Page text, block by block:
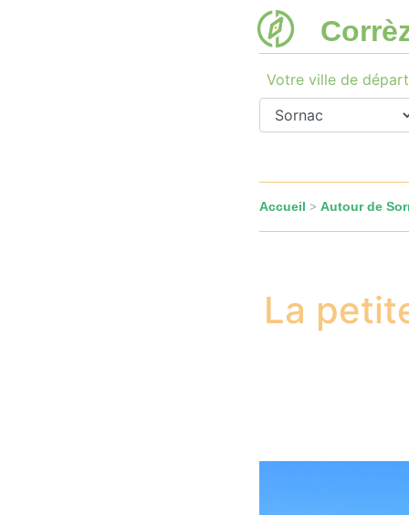
Votre ville de départ
Accueil > Autour de
La